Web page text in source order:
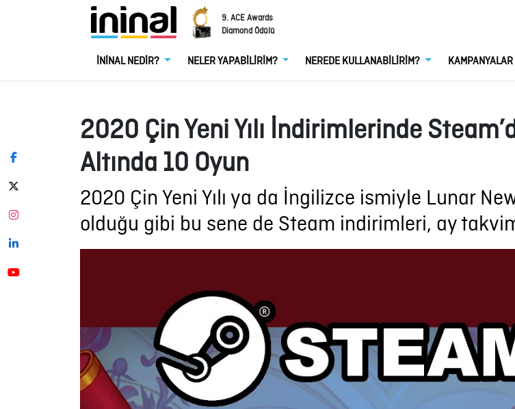
9. ACE Awards
Diamond Ödülü
İNİNAL NEDİR? NELER YAPABİLİRİM? NEREDE KULLANABİLİRİM? KAMPANYALAR
2020 Çin Yeni Yılı İndirimlerinde
Altında 10 Oyun
2020 Çin Yeni Yılı ya da İngilizce ismiyle Lunar
olduğu gibi bu sene de Steam indirimleri, ay